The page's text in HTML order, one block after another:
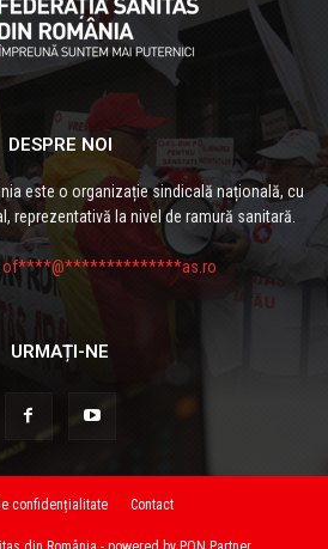
DESPRE NOI
este o organizație sindicală națională, cu
la nivel de ramură sanitară.
of****@**************as.ro
URMAȚI-NE
confidențialitate Contact